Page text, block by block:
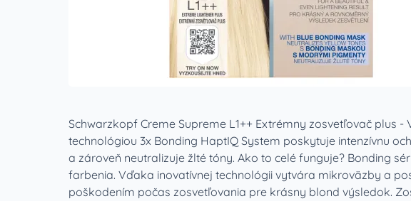
Schwarzkopf Creme Supreme L1++ Extrémny zosvetľovač plus
technológiou 3x Bonding HaptIQ System poskytuje intenzívnu
a zároveň neutralizuje žlté tóny. Ako to celé funguje? Bonding
farbenia. Vďaka inovatívnej technológii vytvára mikroväzby a
poškodením počas zosvetľovania pre krásny blond výsledok.